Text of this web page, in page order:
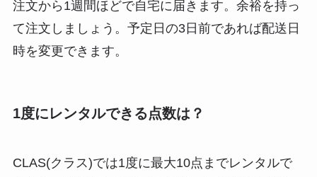
注文から1週間ほどで自宅に届きます。余裕を持っ
て注文しましょう。予定日の3日前であれば配送日
時を変更できます。
1度にレンタルできる点数は？
CLAS(クラス)では1度に最大10点までレンタルで